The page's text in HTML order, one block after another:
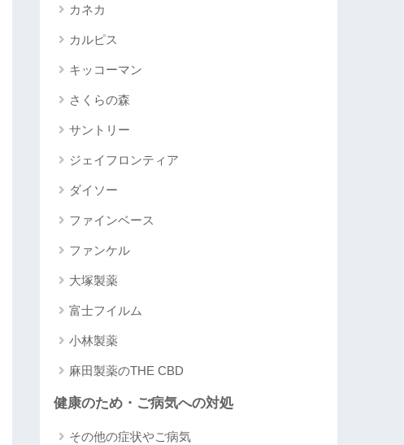
カネカ
カルピス
キッコーマン
さくらの森
サントリー
ジェイフロンティア
ダイソー
ファインベース
ファンケル
大塚製薬
富士フイルム
小林製薬
麻田製薬のTHE CBD
健康のため・ご病気への対処
その他の症状やご病気